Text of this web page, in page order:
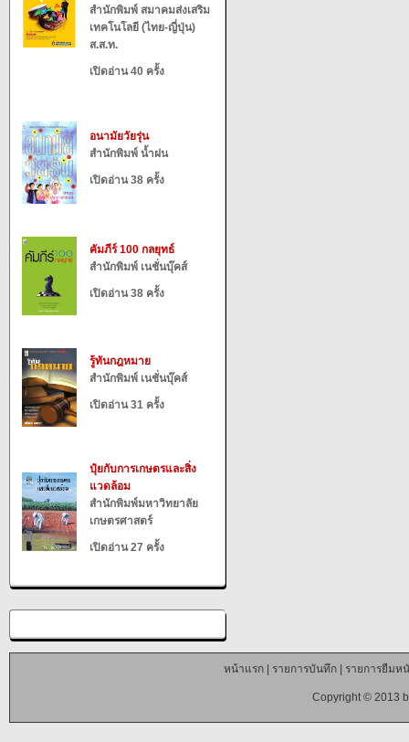
สำนักพิมพ์ สมาคมส่งเสริม
เทคโนโลยี (ไทย-ญี่ปุ่น)
ส.ส.ท.
เปิดอ่าน 40 ครั้ง
อนามัยวัยรุ่น
สำนักพิมพ์ น้ำฝน
เปิดอ่าน 38 ครั้ง
คัมภีร์ 100 กลยุทธ์
สำนักพิมพ์ เนชั่นบุ๊คส์
เปิดอ่าน 38 ครั้ง
รู้ทันกฎหมาย
สำนักพิมพ์ เนชั่นบุ๊คส์
เปิดอ่าน 31 ครั้ง
ปุ๋ยกับการเกษตรและสิ่ง
แวดล้อม
สำนักพิมพ์มหาวิทยาลัย
เกษตรศาสตร์
เปิดอ่าน 27 ครั้ง
หน้าแรก| รายการบันทึก| รายการยืมห
Copyright © 2013